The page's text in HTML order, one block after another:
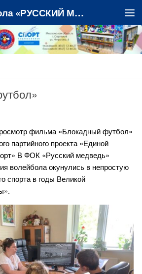
Спортивная школа «РУССКИЙ МЕДВЕДЬ»
фильма «Блокадный футбол»
партийного проекта «Единой
В ФОК «Русский медведь»
волейбола окунулись в непростую
спорта в годы Великой